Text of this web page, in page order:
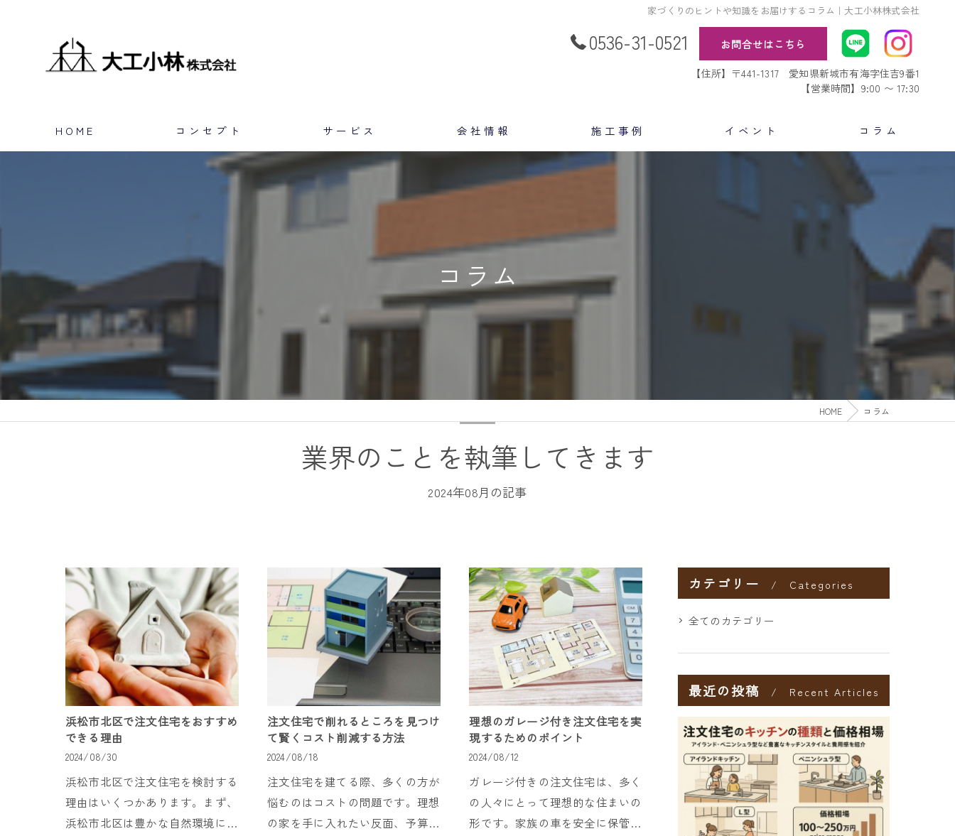
家づくりのヒントや知識をお届けするコラム｜大工小林株式会社
0536-31-0521 お問合せはこちら
【住所】〒441-1317 愛知県新城市有海字住吉9番1
【営業時間】9:00 〜 17:30
HOME コンセプト サービス 会社情報
スタッフ
施工事例 イベント コラム
コラム
HOME コラム
業界のことを執筆してきます
2024年08月の記事
浜松市北区で注文住宅をおすすめ
できる理由
2024/08/30
浜松市北区で注文住宅を検討する
理由はいくつかあります。まず、
浜松市北区は豊かな自然環境に恵
注文住宅で削れるところを見つけ
て賢くコスト削減する方法
2024/08/18
注文住宅を建てる際、多くの方が
悩むのはコストの問題です。理想
の家を手に入れたい反面、予算を
理想のガレージ付き注文住宅を実
現するためのポイント
2024/08/12
ガレージ付きの注文住宅は、多く
の人々にとって理想的な住まいの
形です。家族の車を安全に保管で
カテゴリー Categories
全てのカテゴリー
最近の投稿 Recent Articles